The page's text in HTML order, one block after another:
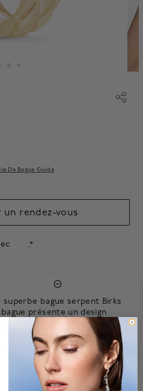
De Bague Guide
.*
un rendez-vous
bague serpent Birks
présente un design
à une silhouette
18 carats, elle offre une
complète n'importe quelle